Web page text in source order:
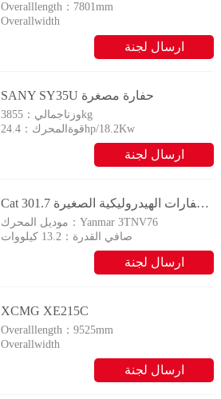
Overalllength：7801mm
Overallwidth
ارسال لجنة
SANY SY35U حفارة مصغرة
وزناجمالي：3855kg
قوةالمحرك：24.4hp/18.2Kw
ارسال لجنة
Cat الحفارات الهيدروليكية الصغيرة 301.7D
موديل المحرك：Yanmar 3TNV76
صافي القدرة： 13.2 كيلووات
ارسال لجنة
XCMG XE215C
Overalllength：9525mm
Overallwidth
ارسال لجنة